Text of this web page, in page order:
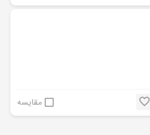
مقایسه